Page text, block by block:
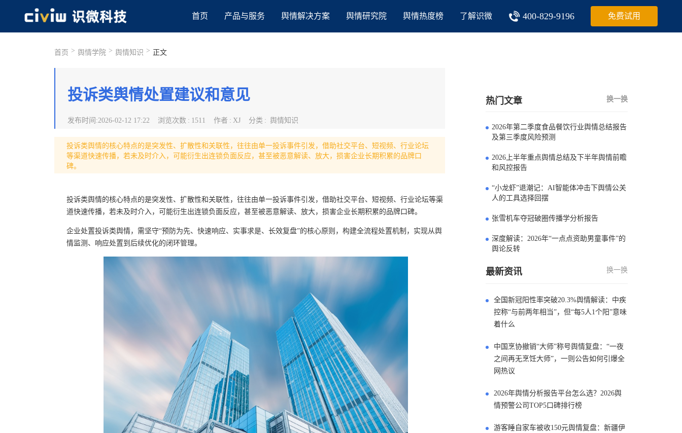
首页 产品与服务 舆情解决方案 舆情研究院 舆情热度榜 了解识微 400-829-9196 免费试用
首页 > 舆情学院 > 舆情知识 > 正文
投诉类舆情处置建议和意见
发布时间 :2026-02-12 17:22 浏览次数 : 1511 作者 : XJ 分类 : 舆情知识
投诉类舆情的核心特点的是突发性、扩散性和关联性，往往由单一投诉事件引发，借助社交平台、短视频、行业论坛
等渠道快速传播，若未及时介入，可能衍生出连锁负面反应，甚至被恶意解读、放大，损害企业长期积累的品牌口
碑。
投诉类舆情的核心特点的是突发性、扩散性和关联性，往往由单一投诉事件引发，借助社交平台、短视频、行业论坛等渠
道快速传播，若未及时介入，可能衍生出连锁负面反应，甚至被恶意解读、放大，损害企业长期积累的品牌口碑。
企业处置投诉类舆情，需坚守“预防为先、快速响应、实事求是、长效复盘”的核心原则，构建全流程处置机制，实现从舆
情监测、响应处置到后续优化的闭环管理。
热门文章 换一换
2026年第二季度食品餐饮行业舆情总结报告
及第三季度风险预测
2026上半年重点舆情总结及下半年舆情前瞻
和风控报告
“小龙虾”退潮记：AI智能体冲击下舆情公关
人的工具选择回摆
张雪机车夺冠破圈传播学分析报告
深度解读：2026年“一点点资助男童事件”的
舆论反转
最新资讯 换一换
全国新冠阳性率突破20.3%舆情解读：中疾
控称“与前两年相当”，但“每5人1个阳”意味
着什么
中国烹协撤销“大师”称号舆情复盘：“一夜
之间再无烹饪大师”，一则公告如何引爆全
网热议
2026年舆情分析报告平台怎么选？2026舆
情预警公司TOP5口碑排行榜
游客睡自家车被收150元舆情复盘：新疆伊